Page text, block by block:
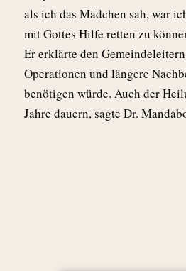
als ich das Mädchen sah, war
mit Gottes Hilfe retten zu
Er erklärte den
Operationen und längere
benötigen würde. Auch der
Jahre dauern, sagte Dr.